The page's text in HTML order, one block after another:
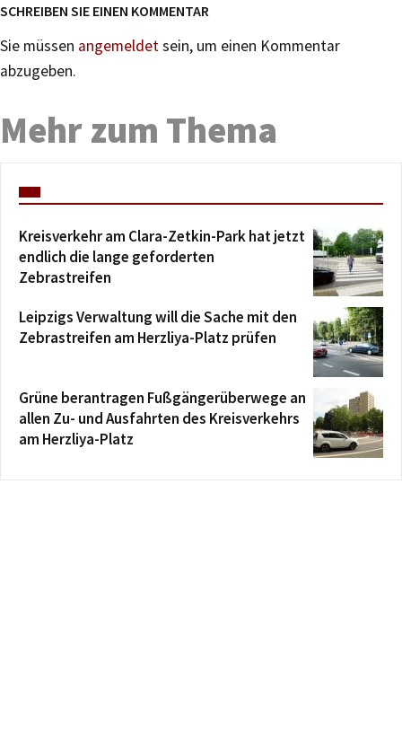
SCHREIBEN SIE EINEN KOMMENTAR
Sie müssen angemeldetsein, um einen Kommentar
abzugeben.
Mehr zum Thema
Kreisverkehr am Clara-Zetkin-Park hat jetzt
endlich die lange geforderten
Zebrastreifen
Leipzigs Verwaltung will die Sache mit den
Zebrastreifen am Herzliya-Platz prüfen
Grüne berantragen Fußgängerüberwege an
allen Zu- und Ausfahrten des Kreisverkehrs
am Herzliya-Platz